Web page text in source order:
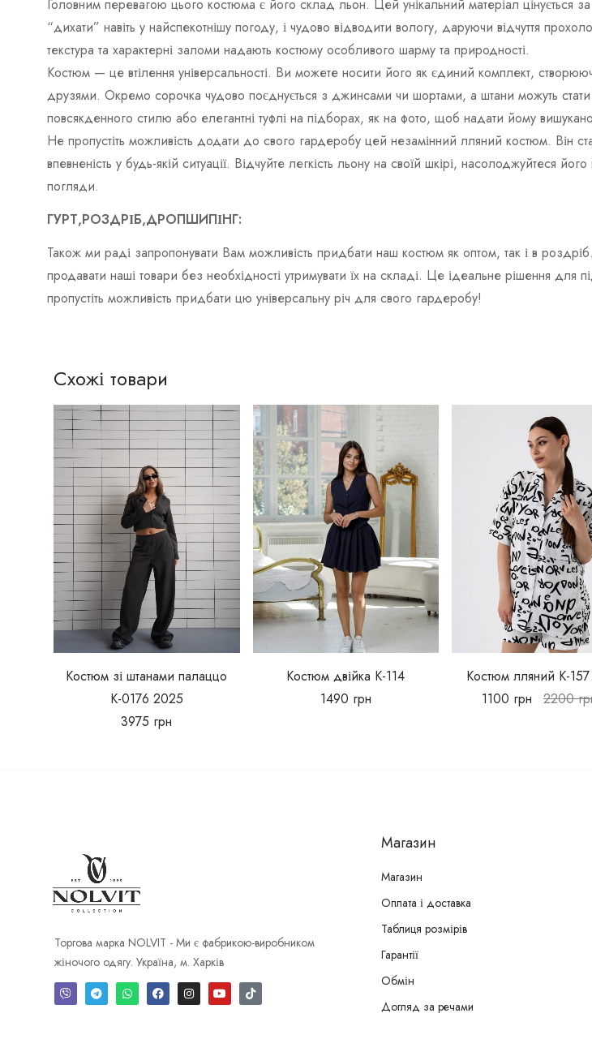
Головним перевагою цього костюма є його склад льон. Цей унікальний матеріал цінується
“дихати” навіть у найспекотнішу погоду, і чудово відводити вологу, даруючи відчуття
текстура та характерні заломи надають костюму особливого шарму та природності.
Костюм — це втілення універсальності. Ви можете носити його як єдиний комплект,
друзями. Окремо сорочка чудово поєднується з джинсами чи шортами, а штани можуть
повсякденного стилю або елегантні туфлі на підборах, як на фото, щоб надати йому
Не пропустіть можливість додати до свого гардеробу цей незамінний лляний костюм.
впевненість у будь-якій ситуації. Відчуйте легкість льону на своїй шкірі, насолоджуйтеся
погляди.
ГУРТ,РОЗДРІБ,ДРОПШИПІНГ:
Також ми раді запропонувати Вам можливість придбати наш костюм як оптом, так і в
продавати наші товари без необхідності утримувати їх на складі. Це ідеальне рішення
пропустіть можливість придбати цю універсальну річ для свого гардеробу!
Схожі товари
Костюм зі штанами палаццо
К-0176 2025
3975 грн
Костюм двійка К-114
1490 грн
Костюм лляний К-
1100 грн 2200
Торгова марка NOLVIT - Ми є фабрикою-виробником
жіночого одягу. Україна, м. Харків
Магазин
Магазин
Оплата і доставка
Таблиця розмірів
Гарантії
Обмін
Догляд за речами